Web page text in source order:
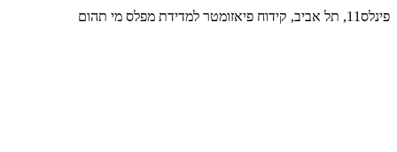
פינלס11, תל אביב, קידוח פיאזומטר למדידת מפלס מי תהום